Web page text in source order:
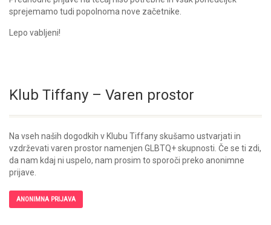
sprejemamo tudi popolnoma nove začetnike.
Lepo vabljeni!
Klub Tiffany – Varen prostor
Na vseh naših dogodkih v Klubu Tiffany skušamo ustvarjati in
vzdrževati varen prostor namenjen GLBTQ+ skupnosti. Če se ti zdi,
da nam kdaj ni uspelo, nam prosim to sporoči preko anonimne
prijave.
ANONIMNA PRIJAVA